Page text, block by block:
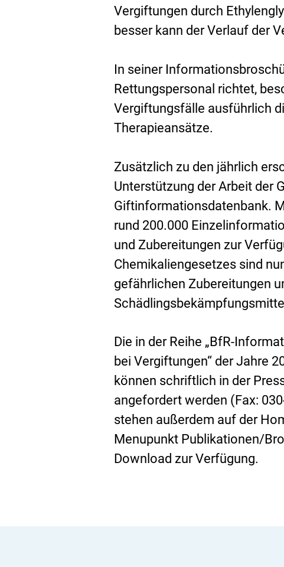
Vergiftungen durch
besser kann der Verlauf der
In seiner
Rettungspersonal richtet,
Vergiftungsfälle ausführlich
Therapieansätze.
Zusätzlich zu den jährlich
Unterstützung der Arbeit der
Giftinformationsdatenbank.
rund 200.000
und Zubereitungen zur
Chemikaliengesetzes sind
gefährlichen Zubereitungen
Die in der Reihe „BfR-
bei Vergiftungen“ der Jahre
können schriftlich in der
angefordert werden (Fax:
stehen außerdem auf der
Menupunkt Publikationen/
Download zur Verfügung.